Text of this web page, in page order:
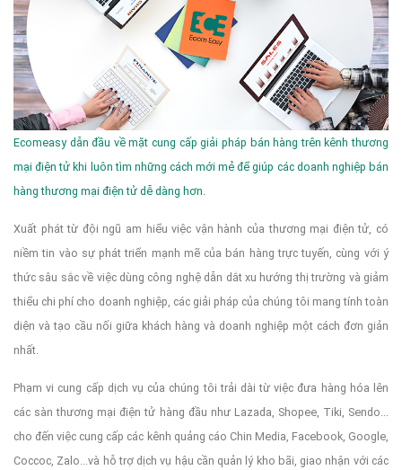
Ecomeasy dẫn đầu về mặt cung cấp giải pháp bán hàng trên kênh thương
mại điện tử khi luôn tìm những cách mới mẻ để giúp các doanh nghiệp bán
hàng thương mại điện tử dễ dàng hơn.
Xuất phát từ đội ngũ am hiểu việc vận hành của thương mại điện tử, có
niềm tin vào sự phát triển mạnh mẽ của bán hàng trực tuyến, cùng với ý
thức sâu sắc về việc dùng công nghệ dẫn dắt xu hướng thị trường và giảm
thiểu chi phí cho doanh nghiệp, các giải pháp của chúng tôi mang tính toàn
diện và tạo cầu nối giữa khách hàng và doanh nghiệp một cách đơn giản
nhất.
Phạm vi cung cấp dịch vụ của chúng tôi trải dài từ việc đưa hàng hóa lên
các sàn thương mại điện tử hàng đầu như Lazada, Shopee, Tiki, Sendo...
cho đến việc cung cấp các kênh quảng cáo Chin Media, Facebook, Google,
Coccoc, Zalo...và hỗ trợ dịch vụ hậu cần quản lý kho bãi, giao nhận với các